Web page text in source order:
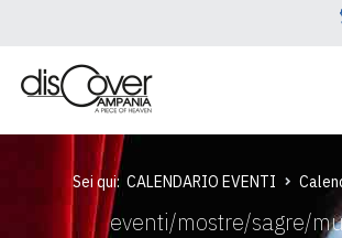
Sei qui: CALENDARIO EVENTI
eventi/mostre/sagre/